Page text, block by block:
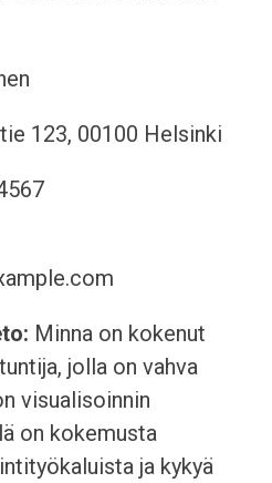
123, 00100 Helsinki
Minna on kokenut
jolla on vahva
visualisoinnin
on kokemusta
ja kykyä